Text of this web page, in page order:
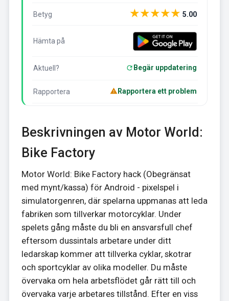
Betyg ★★★★★ 5.00
Hämta på
Aktuell? Begär uppdatering
Rapportera Rapportera ett problem
Beskrivningen av Motor World:
Bike Factory
Motor World: Bike Factory hack (Obegränsat
med mynt/kassa) för Android - pixelspel i
simulatorgenren, där spelarna uppmanas att leda
fabriken som tillverkar motorcyklar. Under
spelets gång måste du bli en ansvarsfull chef
eftersom dussintals arbetare under ditt
ledarskap kommer att tillverka cyklar, skotrar
och sportcyklar av olika modeller. Du måste
övervaka om hela arbetsflödet går rätt till och
övervaka varje arbetares tillstånd. Efter en viss